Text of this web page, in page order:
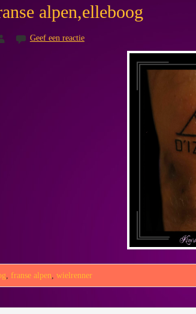
alpen,elleboog
Geef een reactie
franse alpen ,wielrenner